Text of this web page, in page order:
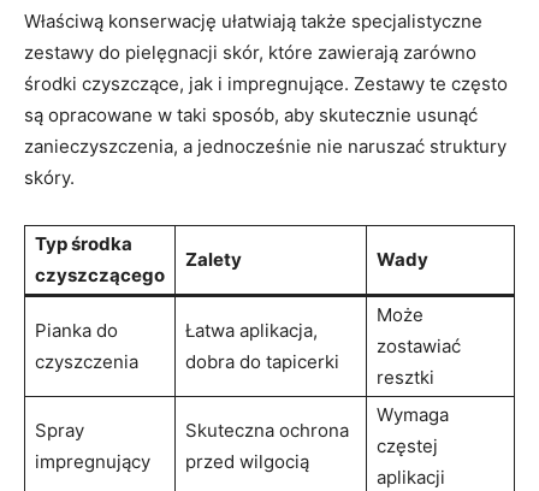
Właściwą‍ konserwację ⁤ułatwiają także specjalistyczne
zestawy do pielęgnacji skór, które ‌zawierają ‍zarówno
środki czyszczące, jak i impregnujące. Zestawy te często
są opracowane​ w taki sposób, aby skutecznie usunąć⁣
zanieczyszczenia,⁣ a jednocześnie nie naruszać struktury
skóry.
Typ środka
czyszczącego
Zalety Wady
Pianka do⁢
czyszczenia
Łatwa aplikacja,
dobra ⁤do ‍tapicerki
Może
zostawiać
resztki
Spray
impregnujący
Skuteczna ochrona
przed wilgocią
Wymaga
częstej‌
aplikacji